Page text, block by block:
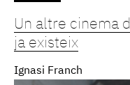
Un altre cinema
ja existeix
Ignasi Franch